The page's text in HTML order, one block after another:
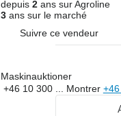
depuis 2ans sur Agroline
3ans sur le marché
Suivre ce vendeur
Maskinauktioner
+46 10 300 ... Montrer